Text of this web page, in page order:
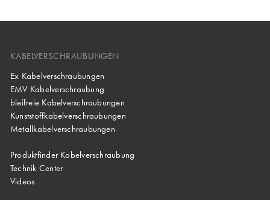
KABELVERSCHRAUBUNGEN
Ex Kabelverschraubungen
EMV Kabelverschraubung
bleifreie Kabelverschraubungen
Kunststoffkabelverschraubungen
Metallkabelverschraubungen
Produktfinder Kabelverschraubung
Technik Center
Videos